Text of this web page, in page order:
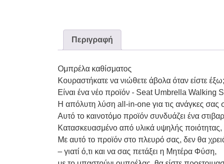
Περιγραφή
Ομπρέλα καθίσματος
Κουραστήκατε να νιώθετε άβολα όταν είστε έξω;
Είναι ένα νέο προϊόν - Seat Umbrella
Η απόλυτη λύση all-in-one για τις ανάγκες σας
Αυτό το καινοτόμο προϊόν συνδυάζει ένα
Κατασκευασμένο από υλικά υψηλής
Με αυτό το προϊόν στο πλευρό σας, δεν θα
– γιατί ό,τι και να σας πετάξει η Μητέρα Φύση,